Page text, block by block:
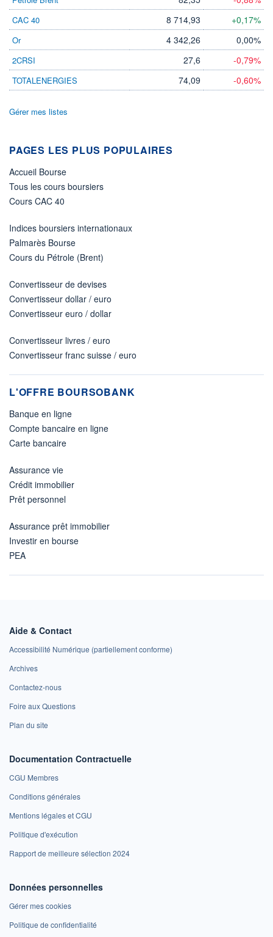
5 430 MCAD
5 352 MCAD
DERNIER ÉCHANGE
1,746 122,220
RENDEMENT
-
PER ESTIMÉ
0,00 CAD -
PROCHAIN
DIVIDENDE
-
ÉLIGIBILITÉ
Boursobank
CAC 40 8 714,93 +0,17%
Or 4 342,26 0,00%
2CRSI 27,6 -0,79%
TOTALENERGIES 74,09 -0,60%
Gérer mes listes
PAGES LES PLUS POPULAIRES
Accueil Bourse
Tous les cours boursiers
Cours CAC 40
Indices boursiers internationaux
Palmarès Bourse
Cours du Pétrole (Brent)
Convertisseur de devises
Convertisseur dollar / euro
Convertisseur euro / dollar
Convertisseur livres / euro
Convertisseur franc suisse / euro
L'OFFRE BOURSOBANK
Banque en ligne
Compte bancaire en ligne
Carte bancaire
Assurance vie
Crédit immobilier
Prêt personnel
Assurance prêt immobilier
Investir en bourse
PEA
Aide & Contact
Accessibilité Numérique (partiellement conforme)
Archives
Contactez-nous
Foire aux Questions
Plan du site
Documentation Contractuelle
CGU Membres
Conditions générales
Mentions légales et CGU
Politique d'exécution
Rapport de meilleure sélection 2024
Données personnelles
Gérer mes cookies
Politique de confidentialité